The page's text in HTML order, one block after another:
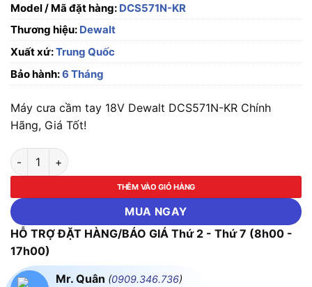
Model / Mã đặt hàng: DCS571N-KR
Thương hiệu: Dewalt
Xuất xứ:Trung Quốc
Bảo hành:6 Tháng
Máy cưa cầm tay 18V Dewalt DCS571N-KR Chính
Hãng, Giá Tốt!
Máy cưa cầm tay 18V Dewalt DCS571N-KR số lượng
THÊM VÀO GIỎ HÀNG
MUA NGAY
HỖ TRỢ ĐẶT HÀNG/BÁO GIÁ Thứ 2 - Thứ 7 (8h00 -
17h00)
Mr. Quân (0909.346.736)